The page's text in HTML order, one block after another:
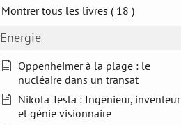
Montrer tous les livres ( 18 )
Energie
Oppenheimer à la plage : le
nucléaire dans un transat
Nikola Tesla : Ingénieur, inventeur
et génie visionnaire